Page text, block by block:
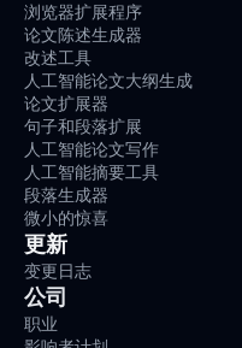
浏览器扩展程序
论文陈述生成器
改述工具
人工智能论文大纲生成
论文扩展器
句子和段落扩展
人工智能论文写作
人工智能摘要工具
段落生成器
微小的惊喜
更新
变更日志
公司
职业